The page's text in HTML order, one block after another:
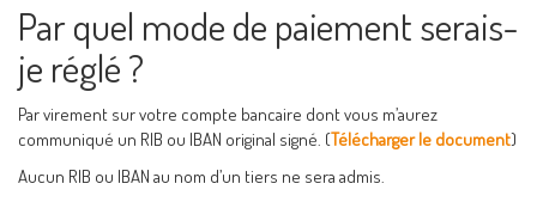
Par quel mode de paiement serais-
je réglé ?
Par virement sur votre compte bancaire dont vous m’aurez
communiqué un RIB ou IBAN original signé. (Télécharger le document)
Aucun RIB ou IBAN au nom d’un tiers ne sera admis.